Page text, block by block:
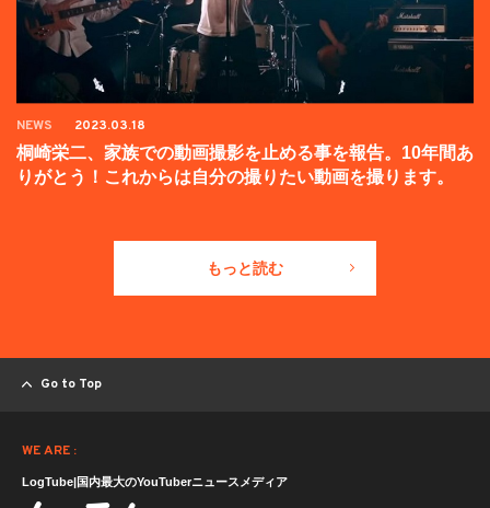
NEWS 2023.03.18
桐崎栄二、家族での動画撮影を止める事を報告。10年間あ
りがとう！これからは自分の撮りたい動画を撮ります。
もっと読む
Go to Top
WE ARE :
LogTube|国内最大のYouTuberニュースメディア